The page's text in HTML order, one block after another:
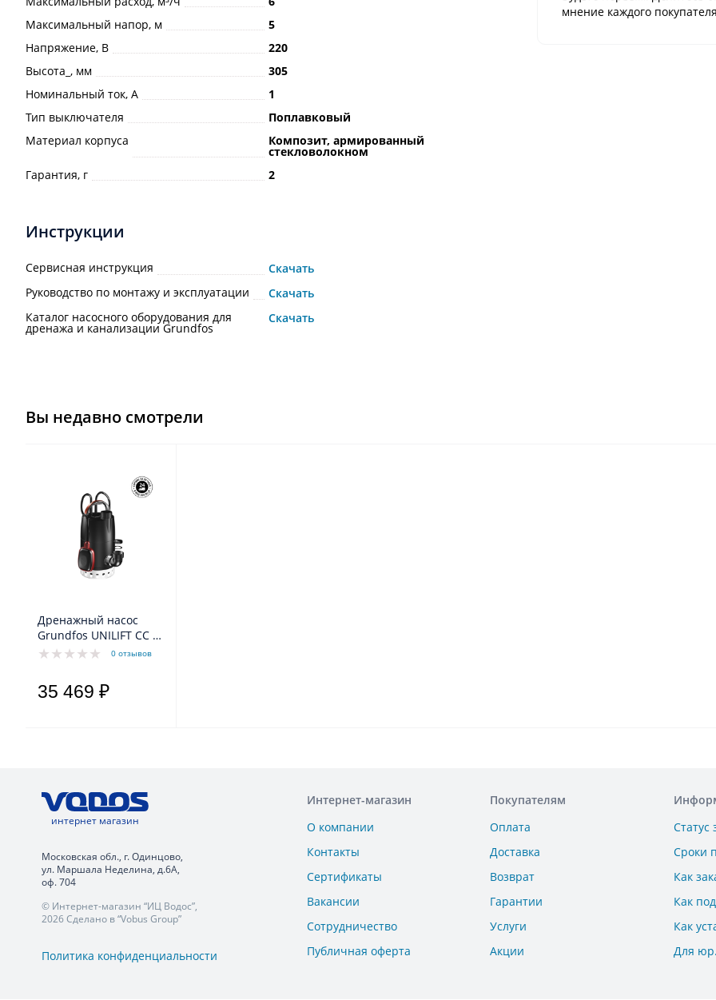
Максимальный напор, м
5
Напряжение, В
220
Высота_, мм
305
Номинальный ток, А
1
Тип выключателя
Поплавковый
Материал корпуса
Композит, армированный
стекловолокном
Гарантия, г
2
Инструкции
Сервисная инструкция
Скачать
Руководство по монтажу и эксплуатации
Скачать
Каталог насосного оборудования для
дренажа и канализации Grundfos
Скачать
мнение каждого
Вы недавно смотрели
Дренажный насос
Grundfos UNILIFT CC 5
A1 0,24 kW 1x230V
0 отзывов
35 469 ₽
интернет магазин
Московская обл., г. Одинцово,
ул. Маршала Неделина, д.6А,
оф. 704
© Интернет-магазин “ИЦ Водос”,
2026 Сделано в “Vobus Group”
Политика конфиденциальности
Интернет-магазин
О компании
Контакты
Сертификаты
Вакансии
Сотрудничество
Публичная оферта
Покупателям
Оплата
Доставка
Возврат
Гарантии
Услуги
Акции
Статус
Сроки
Как
Как
Как
Для